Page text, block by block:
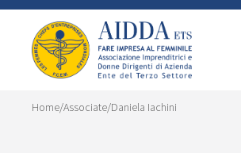
Home/Associate/Daniela Iachini